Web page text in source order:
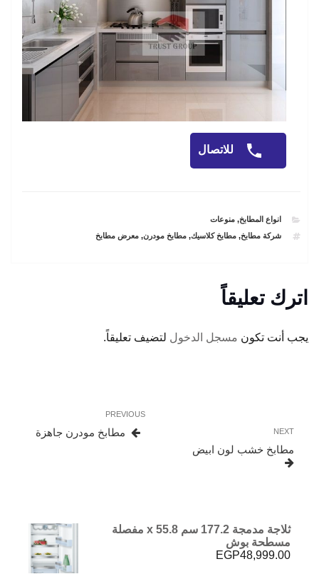
للاتصال
CATEGORIES
انواع المطابخ,منوعات
TAGS
شركة مطابخ,مطابخ كلاسيك,مطابخ مودرن,معرض مطابخ
اترك تعليقاً
يجب أنت تكون مسجل الدخول لتضيف تعليقاً.
المقالات
Previous
Post
PREVIOUS
مطابخ مودرن جاهزة
Next
Post
NEXT
مطابخ خشب لون ابيض
ثلاجة مدمجة 177.2 سم x 55.8 مفصلة
مسطحة بوش
EGP48,999.00